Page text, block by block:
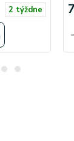
2 týždne